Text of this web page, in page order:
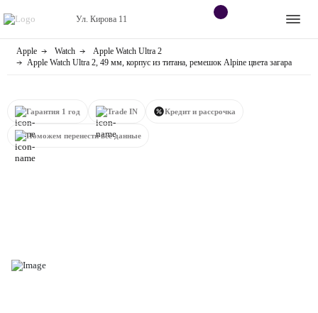
Ул. Кирова 11
Контакты
магазине
Apple
Яндекс станции
Приставки
Apple Watch
Apple Watch Ultra 2
Apple Watch Ultra 2, 49 мм, корпус из титана, ремешок Alpine цвета загара
Гарантия 1 год Trade IN Кредит и рассрочка
Поможем перенести все данные